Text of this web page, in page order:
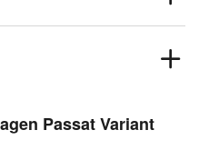
Passat Variant